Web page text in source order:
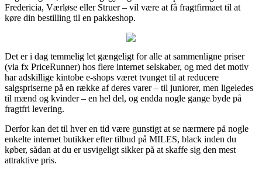
Fredericia, Værløse eller Struer – vil være at få fragtfirmaet til at
køre din bestilling til en pakkeshop.
Det er i dag temmelig let gængeligt for alle at sammenligne priser
(via fx PriceRunner) hos flere internet selskaber, og med det motiv
har adskillige kintobe e-shops været tvunget til at reducere
salgspriserne på en række af deres varer – til juniorer, men ligeledes
til mænd og kvinder – en hel del, og endda nogle gange byde på
fragtfri levering.
Derfor kan det til hver en tid være gunstigt at se nærmere på nogle
enkelte internet butikker efter tilbud på MILES, black inden du
køber, sådan at du er usvigeligt sikker på at skaffe sig den mest
attraktive pris.